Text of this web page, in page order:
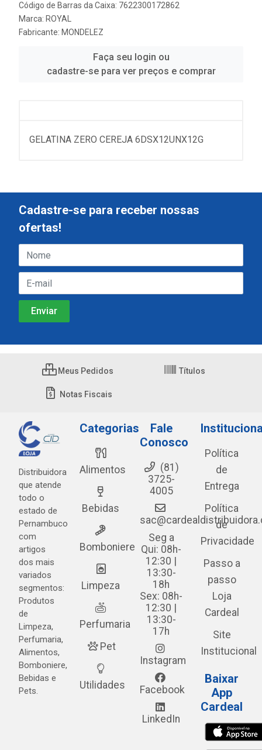
Código de Barras da Caixa: 7622300172862
Marca: ROYAL
Fabricante: MONDELEZ
Faça seu login ou
cadastre-se para ver preços e comprar
GELATINA ZERO CEREJA 6DSX12UNX12G
Cadastre-se para receber nossas
ofertas!
Meus Pedidos Títulos
Notas Fiscais
Distribuidora
que atende
todo o
estado de
Pernambuco
com
artigos
dos mais
variados
segmentos:
Produtos
de
Limpeza,
Perfumaria,
Alimentos,
Bomboniere,
Bebidas e
Pets.
Categorias
Alimentos
Bebidas
Bomboniere
Limpeza
Perfumaria
Pet
Utilidades
Fale
Conosco
(81)
3725-
4005
Seg a
Qui: 08h-
12:30 |
13:30-
18h
Sex: 08h-
12:30 |
13:30-
17h
Instagram
Facebook
LinkedIn
Política
de
Entrega
Política
de
Privacidade
Passo a
passo
Loja
Cardeal
Site
Institucional
Baixar
App
Cardeal